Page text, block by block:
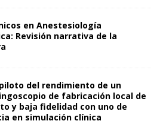
en Anestesiología
Revisión narrativa de la
del rendimiento de un
de fabricación local de
y baja fidelidad con uno de
en simulación clínica